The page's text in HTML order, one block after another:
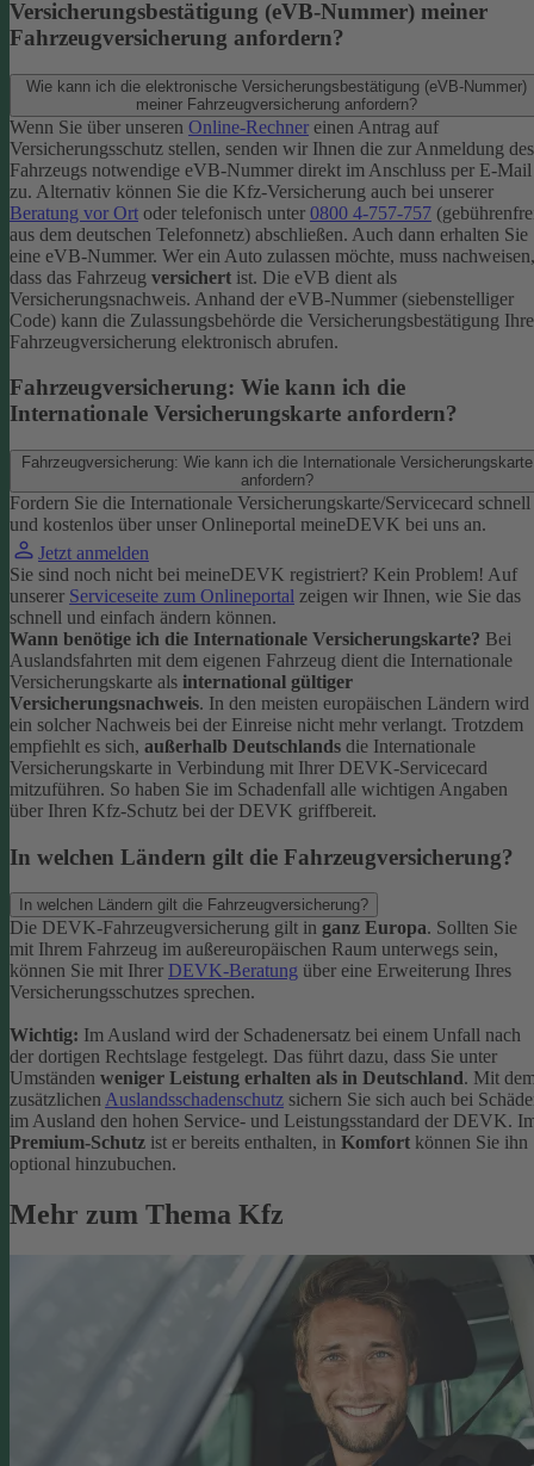
Versicherungsbestätigung (eVB-Nummer) meiner
Fahrzeugversicherung anfordern?
Wie kann ich die elektronische Versicherungsbestätigung (eVB-Nummer)
meiner Fahrzeugversicherung anfordern?
Wenn Sie über unseren Online-Rechner einen Antrag auf
Versicherungsschutz stellen, senden wir Ihnen die zur Anmeldung des
Fahrzeugs notwendige eVB-​Nummer direkt im Anschluss per E-Mail
zu. Alternativ können Sie die Kfz-​Versicherung auch bei unserer
Beratung vor Ort oder telefonisch unter 0800 4-​757-757
aus dem deutschen Telefonnetz) abschließen. Auch dann erhalten Sie
eine eVB-Nummer. Wer ein Auto zulassen möchte, muss nachweisen,
dass das Fahrzeug versichert ist. Die eVB dient als
Versicherungsnachweis. Anhand der eVB-Nummer (siebenstelliger
Code) kann die Zulassungsbehörde die Versicherungsbestätigung
Fahrzeugversicherung elektronisch abrufen.
Fahrzeugversicherung: Wie kann ich die
Internationale Versicherungskarte anfordern?
Fahrzeugversicherung: Wie kann ich die Internationale Versicherungskarte
anfordern?
Fordern Sie die Internationale Versicherungskarte/Servicecard schnell
und kostenlos über unser Onlineportal meineDEVK bei uns an.
Jetzt anmelden
Sie sind noch nicht bei meineDEVK registriert? Kein Problem! Auf
unserer Serviceseite zum Onlineportal zeigen wir Ihnen, wie Sie das
schnell und einfach ändern können.
Wann benötige ich die Internationale Versicherungskarte? Bei
Auslandsfahrten mit dem eigenen Fahrzeug dient die Internationale
Versicherungskarte als international gültiger
Versicherungsnachweis. In den meisten europäischen Ländern wird
ein solcher Nachweis bei der Einreise nicht mehr verlangt. Trotzdem
empfiehlt es sich, außerhalb Deutschlands die Internationale
Versicherungskarte in Verbindung mit Ihrer DEVK-Servicecard
mitzuführen. So haben Sie im Schadenfall alle wichtigen Angaben
über Ihren Kfz-Schutz bei der DEVK griffbereit.
In welchen Ländern gilt die Fahrzeugversicherung?
In welchen Ländern gilt die Fahrzeugversicherung?
Die DEVK-Fahrzeugversicherung gilt in ganz Europa. Sollten Sie
mit Ihrem Fahrzeug im außereuropäischen Raum unterwegs sein,
können Sie mit Ihrer DEVK-Beratung über eine Erweiterung Ihres
Versicherungsschutzes sprechen.
Wichtig: Im Ausland wird der Schadenersatz bei einem Unfall nach
der dortigen Rechtslage festgelegt. Das führt dazu, dass Sie unter
Umständen weniger Leistung erhalten als in Deutschland. Mit
zusätzlichenAuslandsschadenschutz sichern Sie sich auch bei
im Ausland den hohen Service- und Leistungsstandard der DEVK.
Premium-Schutz ist er bereits enthalten, in Komfort können Sie ihn
optional hinzubuchen.
Mehr zum Thema Kfz